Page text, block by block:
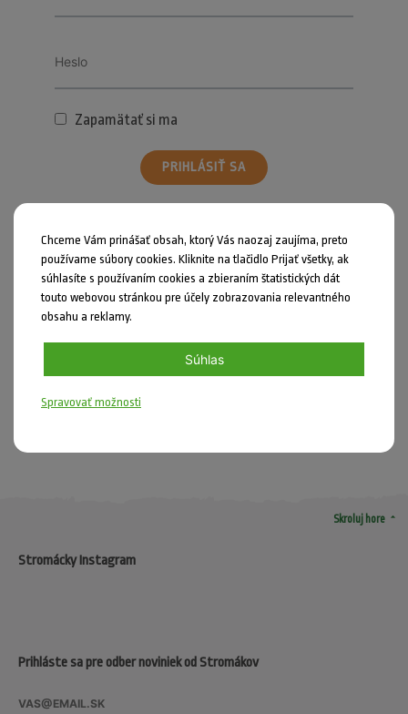
Zapamätať si ma
PRIHLÁSIŤ SA
Zdieľať
DIY
Skroluj hore arrow_drop_up
Prihláste sa pre odber noviniek od Stromákov
Stromácky Instagram
Chceme Vám prinášať obsah, ktorý Vás naozaj zaujíma, preto
používame súbory cookies. Kliknite na tlačidlo Prijať všetky, ak
súhlasíte s používaním cookies a zbieraním štatistických dát
touto webovou stránkou pre účely zobrazovania relevantného
obsahu a reklamy.
Súhlas
Spravovať možnosti